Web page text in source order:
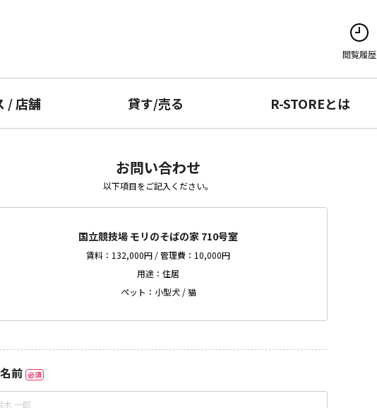
閲覧履歴
/店舗 貸す/売る R-STOREとは
お問い合わせ
以下項目をご記入ください。
国立競技場 モリのそばの家 710号室
賃料：132,000円 / 管理費：10,000円
用途：住居
ペット：小型犬 / 猫
前 必須